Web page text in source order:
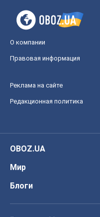
О компании
Правовая информация
Реклама на сайте
Редакционная политика
OBOZ.UA
Мир
Блоги